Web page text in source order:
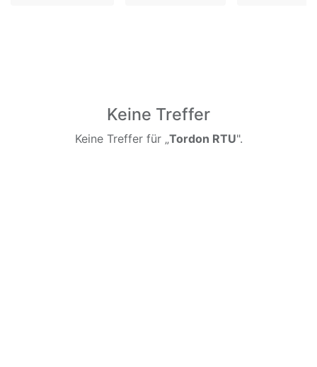
Keine Treffer
Keine Treffer für „Tordon RTU".